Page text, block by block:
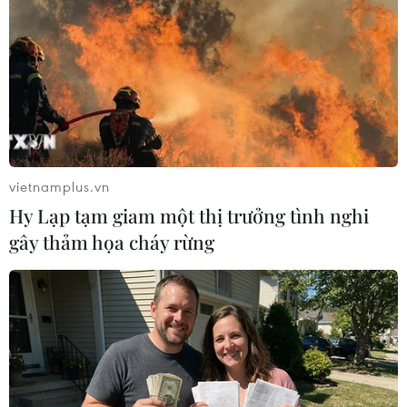
TIN LIÊN QUAN
Việt Nam tích cực tham gia chương trình
"ngoại giao ẩm thực" ở Séc
13/05/2018 00:36
vietnamplus.vn
Hy Lạp tạm giam một thị trưởng tình nghi
gây thảm họa cháy rừng